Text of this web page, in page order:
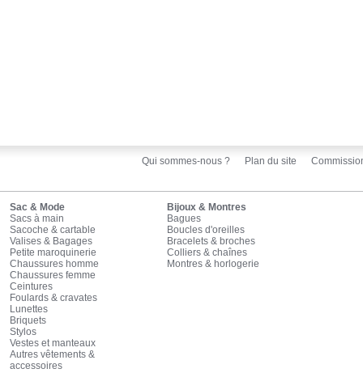
Qui sommes-nous ? Plan du site
Sac & Mode
Sacs à main
Sacoche & cartable
Valises & Bagages
Petite maroquinerie
Chaussures homme
Chaussures femme
Ceintures
Foulards & cravates
Lunettes
Briquets
Stylos
Vestes et manteaux
Autres vêtements &
accessoires
Bijoux & Montres
Bagues
Boucles d'oreilles
Bracelets & broches
Colliers & chaînes
Montres & horlogerie